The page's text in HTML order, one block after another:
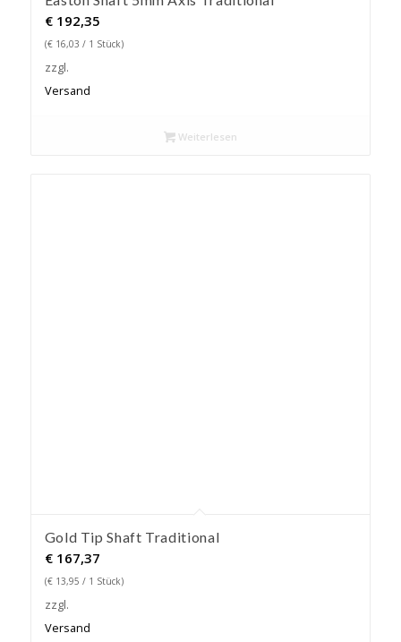
€192,35
(€16,03 / 1 Stück)
zzgl.
Versand
Weiterlesen
Gold Tip Shaft Traditional
€167,37
(€13,95 / 1 Stück)
zzgl.
Versand